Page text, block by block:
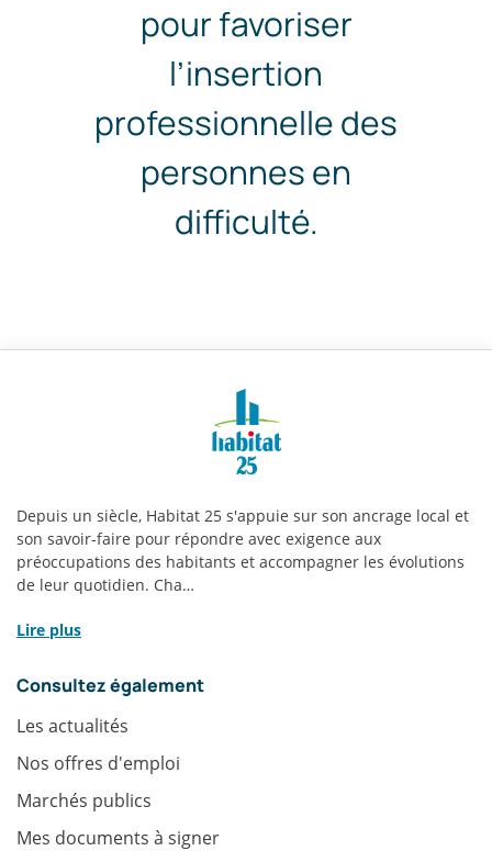
pour favoriser
l’insertion
professionnelle des
personnes en
difficulté.
pratiques
Lire plus
Depuis un siècle, Habitat 25 s'appuie sur son ancrage local et
son savoir-faire pour répondre avec exigence aux
préoccupations des habitants et accompagner les évolutions
de leur quotidien. Cha…
Consultez également
Les actualités
Nos offres d'emploi
Marchés publics
Mes documents à signer